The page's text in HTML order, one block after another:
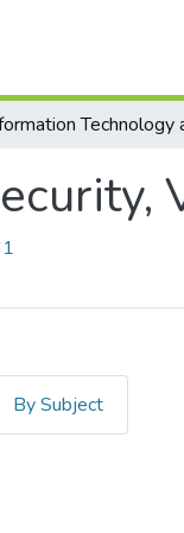
By Subject